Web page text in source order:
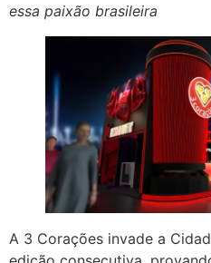
essa paixão brasileira
A 3 Corações invade a